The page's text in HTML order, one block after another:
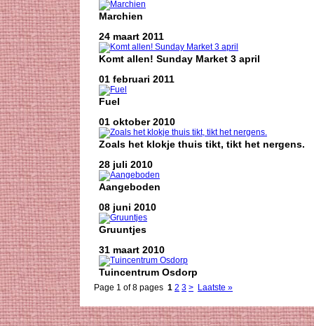
Marchien
24 maart 2011
Komt allen! Sunday Market 3 april
01 februari 2011
Fuel
01 oktober 2010
Zoals het klokje thuis tikt, tikt het nergens.
28 juli 2010
Aangeboden
08 juni 2010
Gruuntjes
31 maart 2010
Tuincentrum Osdorp
Page 1 of 8 pages 1 2 3 > Laatste »